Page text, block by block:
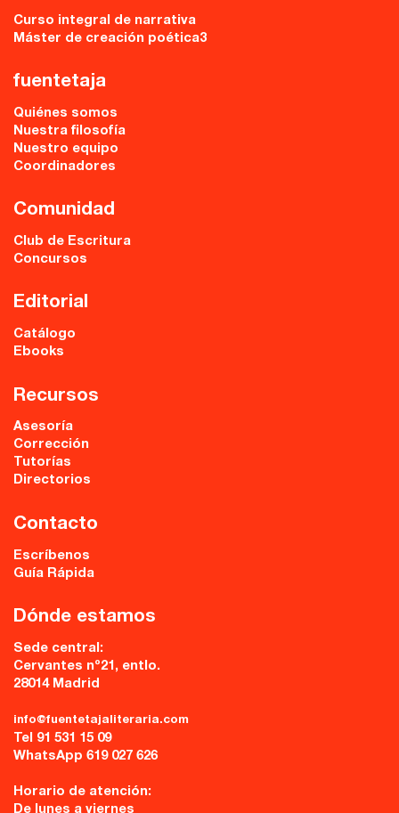
Curso integral de narrativa
Máster de creación poética3
fuentetaja
Quiénes somos
Nuestra filosofía
Nuestro equipo
Coordinadores
Comunidad
Club de Escritura
Concursos
Editorial
Catálogo
Ebooks
Recursos
Asesoría
Corrección
Tutorías
Directorios
Contacto
Escríbenos
Guía Rápida
Dónde estamos
Sede central:
Cervantes nº21, entlo.
28014 Madrid
info@fuentetajaliteraria.com
Tel 91 531 15 09
WhatsApp 619 027 626
Horario de atención:
De lunes a viernes